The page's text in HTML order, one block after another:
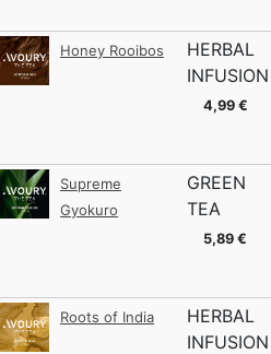
Honey Rooibos
HERBAL
INFUSION
4,99 €
Supreme
Gyokuro
GREEN
TEA
5,89 €
Roots of India
HERBAL
INFUSION